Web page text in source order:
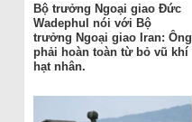
Bộ trưởng Ngoại giao Đức
Wadephul nói với Bộ
trưởng Ngoại giao Iran: Ông
phải hoàn toàn từ bỏ vũ khí
hạt nhân.